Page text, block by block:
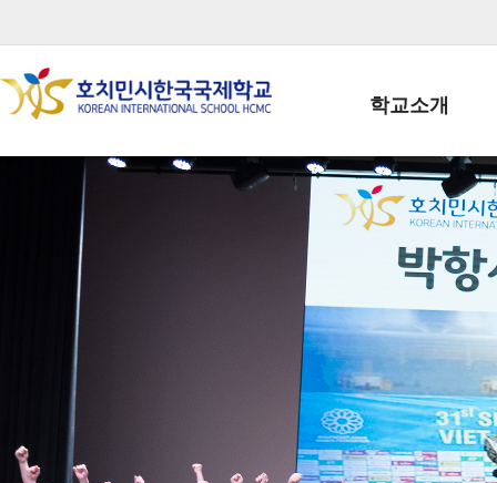
학교소개
학교장인사말
학생회장인사말
학교상징
학교 CI
교직원현황
학생현황
위치/전화
전경사진